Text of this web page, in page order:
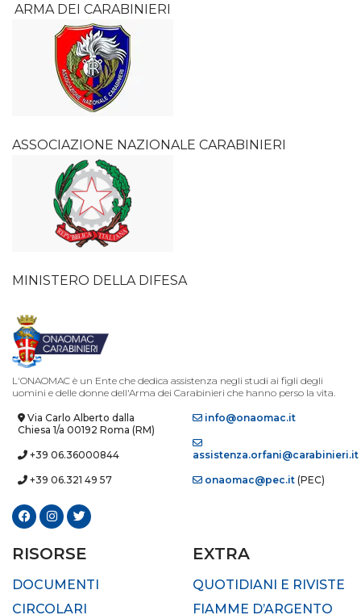
ARMA DEI CARABINIERI
ASSOCIAZIONE NAZIONALE CARABINIERI
MINISTERO DELLA DIFESA
L'ONAOMAC è un Ente che dedica assistenza negli studi ai figli degli
uomini e delle donne dell'Arma dei Carabinieri che hanno perso la vita.
Via Carlo Alberto dalla
Chiesa 1/a 00192 Roma (RM)
+39 06.36000844
+39 06.321 49 57
info@onaomac.it
assistenza.orfani@carabinieri.it
onaomac@pec.it (PEC)
RISORSE
DOCUMENTI
CIRCOLARI
EXTRA
QUOTIDIANI E RIVISTE
FIAMME D’ARGENTO